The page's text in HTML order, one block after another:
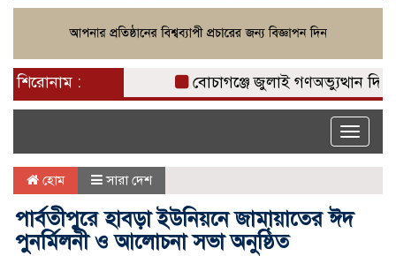
শিরোনাম : বোচাগঞ্জে জুলাই গণঅভ্যুত্থান দিবস
Toggle
হোম সারা দেশ
পার্বতীপুরে হাবড়া ইউনিয়নে জামায়াতের ঈদ
পুনর্মিলনী ও আলোচনা সভা অনুষ্ঠিত